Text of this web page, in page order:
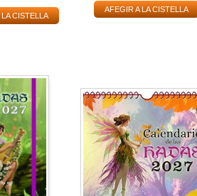
CISTELLA
AFEGIR A LA CISTELLA